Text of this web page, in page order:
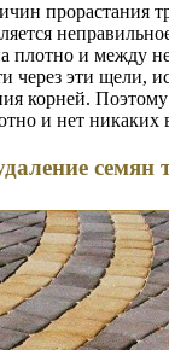
прорастания
плотно и между
через эти щели,
корней.
и нет
семян